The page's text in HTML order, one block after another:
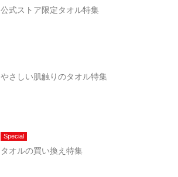
公式ストア限定タオル特集
やさしい肌触りのタオル特集
Special
タオルの買い換え特集